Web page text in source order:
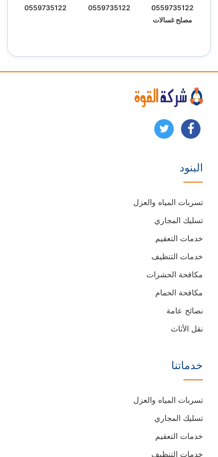
0559735122
مصلح غسالات
0559735122
0559735122
تابعنا
فيسبوك
تابعنا
البنود
تسربات المياه والعزل
تسليك المجاري
خدمات التعقيم
خدمات التنظيف
مكافحة الحشرات
مكافحة الحمام
نصائح عامة
نقل الأثاث
خدماتنا
تسربات المياه والعزل
تسليك المجاري
خدمات التعقيم
خدمات التنظيف